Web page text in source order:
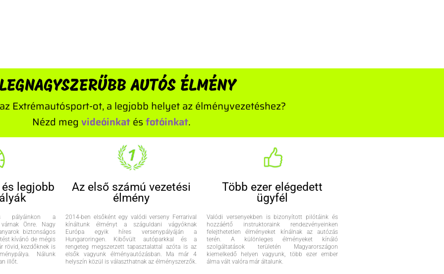
AUTÓS ÉLMÉNY
Extrémautósport-ot, a legjobb helyet az élményvezetéshez?
Nézd meg videóinkat ésfotóinkat.
legjobb
pályáinkon a
Önre. Nagy
biztonságos
kívánó de mégis
rövid, kezdőknek is
Nálunk
illőt.
Az első számú vezetési
élmény
2014-ben elsőként egy valódi verseny Ferrarival
kínáltunk élményt a száguldani vágyóknak
Európa egyik híres versenypályáján a
Hungaroringen. Kibővült autóparkkal és a
rengeteg megszerzett tapasztalattal azóta is az
elsők vagyunk élményautózásban. Ma már 4
helyszín közül is választhatnak az élményszerzők.
Több ezer elégedett
ügyfél
Valódi versenyekben is bizonyított pilótáink és
hozzáértő instruktoraink rendezvényeinken
felejthetetlen élményeket kínálnak az autózás
terén. A különleges élményeket kínáló
szolgáltatások területén Magyarországon
kiemelkedő helyen vagyunk, több ezer ember
álma vált valóra már általunk.